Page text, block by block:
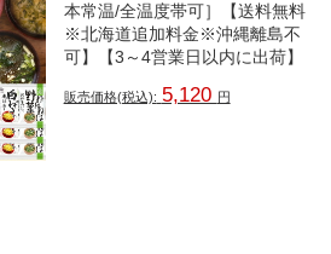
本常温/全温度帯可］【送料無料
※北海道追加料金※沖縄離島不
可】【3～4営業日以内に出荷】
販売価格(税込): 5,120 円